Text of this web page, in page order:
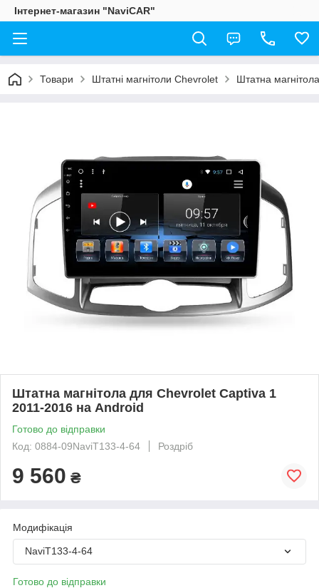
Інтернет-магазин "NaviCAR"
Товари Штатні магнітоли Chevrolet Штатна
Штатна магнітола для Chevrolet Captiva 1
2011-2016 на Android
Готово до відправки
Код: 0884-09NaviT133-4-64
Роздріб
9 560 ₴
Модифікація
NaviT133-4-64
Готово до відправки